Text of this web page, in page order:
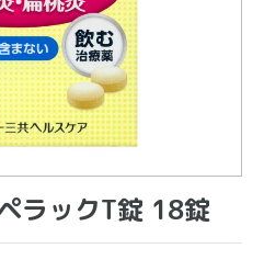
ラックT錠 18錠